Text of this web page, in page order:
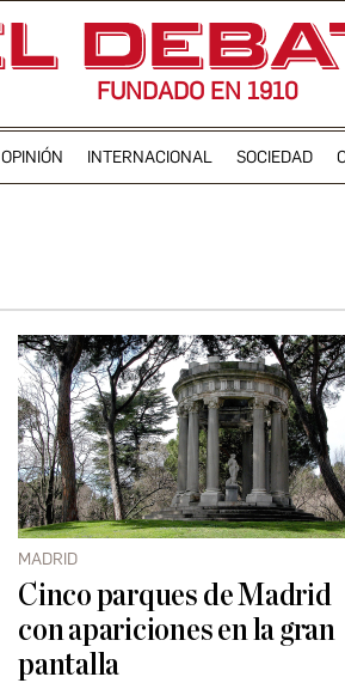
FUNDADO EN 1910
OPINIÓN INTERNACIONAL SOCIEDAD
MADRID
Cinco parques de Madrid
con apariciones en la gran
pantalla